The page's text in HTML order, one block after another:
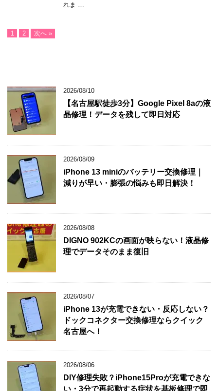
れま …
1 2 次へ »
2026/08/10
【名古屋駅徒歩3分】Google Pixel 8aの液
晶修理！データを残して即日対応
2026/08/09
iPhone 13 miniのバッテリー交換修理｜
減りが早い・膨張の悩みも即日解決！
2026/08/08
DIGNO 902KCの画面が映らない！液晶修
理でデータそのまま復旧
2026/08/07
iPhone 13が充電できない・反応しない？
ドックコネクター交換修理ならクイック
名古屋へ！
2026/08/06
DIY修理失敗？iPhone15Proが充電できな
い・3分で再起動する症状を基板修理で即